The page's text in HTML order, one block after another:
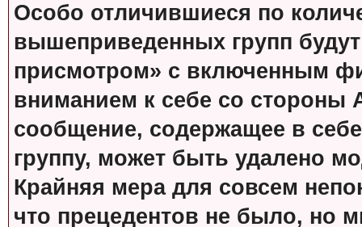
Особо отличившиеся по
вышеприведенных групп
присмотром» с включенным
вниманием к себе со стороны
сообщение, содержащее в
группу, может быть удалено
Крайняя мера для совсем
что прецедентов не было, но